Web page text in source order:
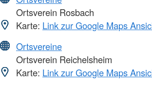
Ortsverein Rosbach
Karte: Link zur Google Maps
Ortsvereine
Ortsverein Reichelsheim
Karte: Link zur Google Maps